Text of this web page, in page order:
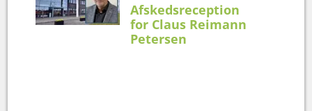
Afskedsreception
for Claus Reimann
Petersen